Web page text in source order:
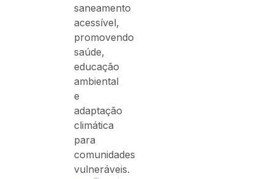
saneamento
acessível,
promovendo
saúde,
educação
ambiental
e
adaptação
climática
para
comunidades
vulneráveis.